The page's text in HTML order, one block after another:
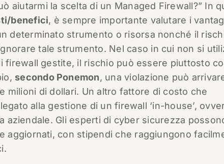
aiutarmi la scelta di un Managed Firewall?” In
benefici, è sempre importante valutare i
determinato strumento o risorsa nonché il
tale strumento. Nel caso in cui non si
firewall gestite, il rischio può essere piuttosto
secondo Ponemon, una violazione può
milioni di dollari. Un altro fattore di costo che
alla gestione di un firewall ‘in-house’,
Gli esperti di cyber sicurezza
aggiornati, con stipendi che raggiungono